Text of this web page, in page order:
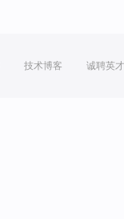
技术博客 诚聘英才